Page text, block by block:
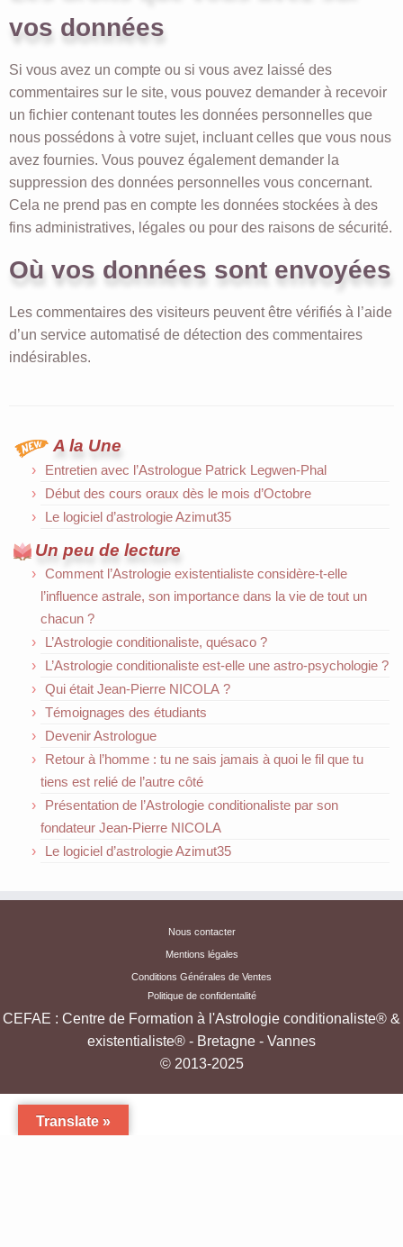
vos données
Si vous avez un compte ou si vous avez laissé des
commentaires sur le site, vous pouvez demander à recevoir
un fichier contenant toutes les données personnelles que
nous possédons à votre sujet, incluant celles que vous nous
avez fournies. Vous pouvez également demander la
suppression des données personnelles vous concernant.
Cela ne prend pas en compte les données stockées à des
fins administratives, légales ou pour des raisons de sécurité.
Où vos données sont envoyées
Les commentaires des visiteurs peuvent être vérifiés à l’aide
d’un service automatisé de détection des commentaires
indésirables.
A la Une
Entretien avec l’Astrologue Patrick Legwen-Phal
Début des cours oraux dès le mois d’Octobre
Le logiciel d’astrologie Azimut35
Un peu de lecture
Comment l’Astrologie existentialiste considère-t-elle
l’influence astrale, son importance dans la vie de tout un
chacun ?
L’Astrologie conditionaliste, quésaco ?
L’Astrologie conditionaliste est-elle une astro-psychologie ?
Qui était Jean-Pierre NICOLA ?
Témoignages des étudiants
Devenir Astrologue
Retour à l’homme : tu ne sais jamais à quoi le fil que tu
tiens est relié de l’autre côté
Présentation de l’Astrologie conditionaliste par son
fondateur Jean-Pierre NICOLA
Le logiciel d’astrologie Azimut35
Nous contacter
Mentions légales
Conditions Générales de Ventes
Politique de confidentalité
CEFAE : Centre de Formation à l'Astrologie conditionaliste® &
existentialiste® - Bretagne - Vannes
© 2013-2025
Translate »